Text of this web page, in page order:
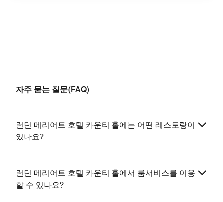
자주 묻는 질문(FAQ)
런던 메리어트 호텔 카운티 홀에는 어떤 레스토랑이
있나요?
런던 메리어트 호텔 카운티 홀에서 룸서비스를 이용
할 수 있나요?